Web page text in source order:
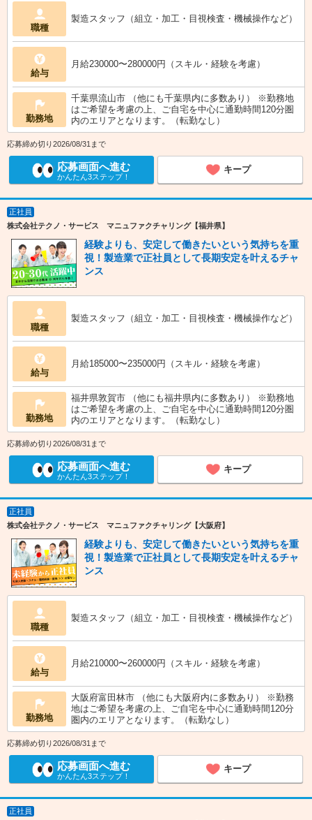
職種
製造スタッフ（組立・加工・目視検査・機械操作など）
給与
月給230000〜280000円（スキル・経験を考慮）
勤務地
千葉県流山市 （他にも千葉県内に多数あり） ※勤務地
はご希望を考慮の上、ご自宅を中心に通勤時間120分圏
内のエリアとなります。（転勤なし）
応募締め切り2026/08/31まで
応募画面へ進む
かんたん3ステップ！
キープ
正社員
株式会社テクノ・サービス マニュファクチャリング【福井県】
経験よりも、安定して働きたいという気持ちを重
視！製造業で正社員として長期安定を叶えるチャ
ンス
職種
製造スタッフ（組立・加工・目視検査・機械操作など）
給与
月給185000〜235000円（スキル・経験を考慮）
勤務地
福井県敦賀市 （他にも福井県内に多数あり） ※勤務地
はご希望を考慮の上、ご自宅を中心に通勤時間120分圏
内のエリアとなります。（転勤なし）
応募締め切り2026/08/31まで
応募画面へ進む
かんたん3ステップ！
キープ
正社員
株式会社テクノ・サービス マニュファクチャリング【大阪府】
経験よりも、安定して働きたいという気持ちを重
視！製造業で正社員として長期安定を叶えるチャ
ンス
職種
製造スタッフ（組立・加工・目視検査・機械操作など）
給与
月給210000〜260000円（スキル・経験を考慮）
勤務地
大阪府富田林市 （他にも大阪府内に多数あり） ※勤務
地はご希望を考慮の上、ご自宅を中心に通勤時間120分
圏内のエリアとなります。（転勤なし）
応募締め切り2026/08/31まで
応募画面へ進む
かんたん3ステップ！
キープ
正社員